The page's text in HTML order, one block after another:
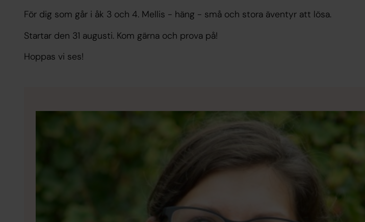
För dig som går i åk 3 och 4. Mellis - häng - små och stora äventyr att lösa.
Startar den 31 augusti. Kom gärna och prova på!
Hoppas vi ses!